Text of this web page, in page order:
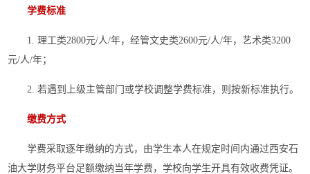
学费标准
1. 理工类2800元/人/年，经管文史类2600元/人/年，艺术类3200
元/人/年；
2. 若遇到上级主管部门或学校调整学费标准，则按新标准执行。
缴费方式
学费采取逐年缴纳的方式，由学生本人在规定时间内通过西安石
油大学财务平台足额缴纳当年学费，学校向学生开具有效收费凭证。